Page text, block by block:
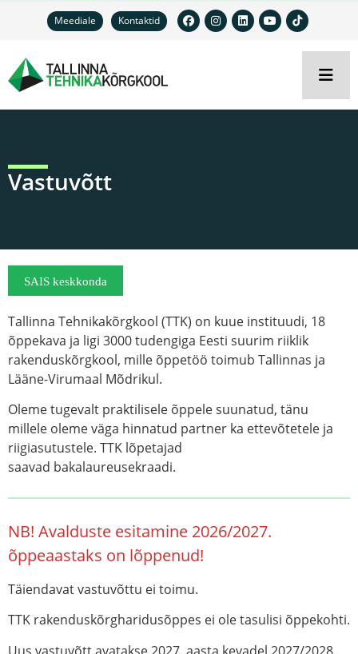
Meediale Kontaktid
Vastuvõtt
SAIS keskkonda
Tallinna Tehnikakõrgkool (TTK) on kuue instituudi, 18
õppekava ja ligi 3000 tudengiga Eesti suurim riiklik
rakenduskõrgkool, mille õppetöö toimub Tallinnas ja
Lääne-Virumaal Mõdrikul.
Oleme tugevalt praktilisele õppele suunatud, tänu
millele oleme väga hinnatud partner ka ettevõtetele ja
riigiasutustele. TTK lõpetajad
saavad bakalaureusekraadi.
NB! Avalduste esitamine 2026/2027.
õppeaastaks on lõppenud!
Täiendavat vastuvõttu ei toimu.
TTK rakenduskõrgharidusõppes ei ole tasulisi õppekohti.
Uus vastuvõtt avatakse 2027. aasta kevadel 2027/2028.